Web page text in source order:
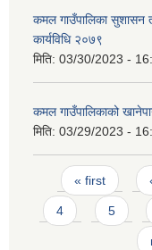
कमल गाउँपालिका सुशासन
कार्यविधि २०७९
मिति: 03/30/2023 -
कमल गाउँपालिकाको
मिति: 03/29/2023 -
Pages
« first
4 5